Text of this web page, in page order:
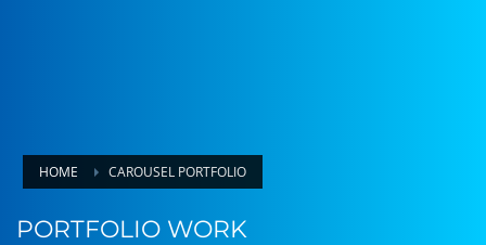
HOME CAROUSEL PORTFOLIO
PORTFOLIO WORK